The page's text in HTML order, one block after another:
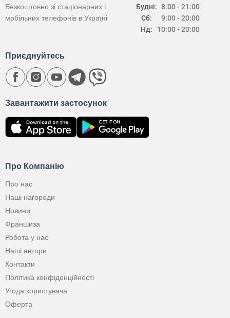
Будні:
Сб:
Нд:
8:00 - 21:00
9:00 - 20:00
10:00 - 20:00
Безкоштовно зі стаціонарних і
мобільних телефонів в Україні
Про Компанію
Про нас
Наші нагороди
Новини
Франшиза
Робота у нас
Наші автори
Контакти
Політика конфіденційності
Угода користувача
Оферта
Завантажити застосунок
Приєднуйтесь